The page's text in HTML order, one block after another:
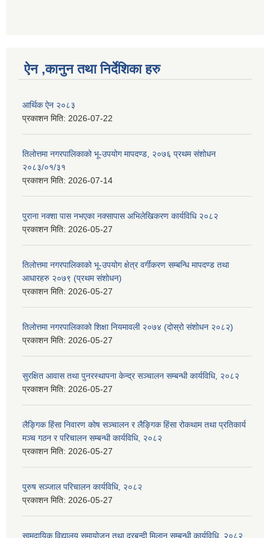
ऐन ,कानुन तथा निर्देशिका हरु
आर्थिक ऐन २०८३
प्रकाशन मिति: 2026-07-22
तिलोत्तमा नगरपालिकाको भू-उपयोग मापदण्ड, २०७६ प्रथम संशोधन
२०८३/०१/३१
प्रकाशन मिति: 2026-07-14
पुराना नक्शा पास नभएका नक्सापास अभिलेखिकरण कार्यविधि २०८२
प्रकाशन मिति: 2026-05-27
तिलोत्तमा नगरपालिकाको भू-उपयोग क्षेत्र वर्गीकरण सम्बन्धि मापदण्ड तथा
आधारहरु २०७९ (प्रथम संशोधन)
प्रकाशन मिति: 2026-05-27
तिलोत्तमा नगरपालिकाको शिक्षा नियमावली २०७४ (दोस्रो संशोधन २०८२)
प्रकाशन मिति: 2026-05-27
सुरक्षित आवास तथा पुनरस्थापना केन्द्र सञ्चालन सम्बन्धी कार्यविधि, २०८२
प्रकाशन मिति: 2026-05-27
लैङ्गिक हिंसा निवारण कोष सञ्चालन र लैङ्गिक हिंसा रोकथाम तथा प्रतिकार्य
मञ्च गठन र परिचालन सम्बन्धी कार्यविधि, २०८२
प्रकाशन मिति: 2026-05-27
पुरुष सञ्जाल परिचालन कार्यविधि, २०८२
प्रकाशन मिति: 2026-05-27
सामुदायिक विद्यालय समायोजन तथा दरबन्दी मिलान सम्बन्धी कार्यविधि, २०८२